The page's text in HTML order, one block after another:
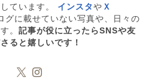
ています。 インスタ や Ｘ
グに載せていない写真や、日々の
。 記事が役に立ったらSNSや友
ると嬉しいです！